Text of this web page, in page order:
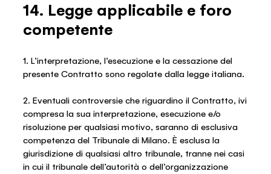
14. Legge applicabile e foro
competente
1. L’interpretazione, l’esecuzione e la cessazione del
presente Contratto sono regolate dalla legge italiana.
2. Eventuali controversie che riguardino il Contratto, ivi
compresa la sua interpretazione, esecuzione e/o
risoluzione per qualsiasi motivo, saranno di esclusiva
competenza del Tribunale di Milano. È esclusa la
giurisdizione di qualsiasi altro tribunale, tranne nei casi
in cui il tribunale dell’autorità o dell’organizzazione